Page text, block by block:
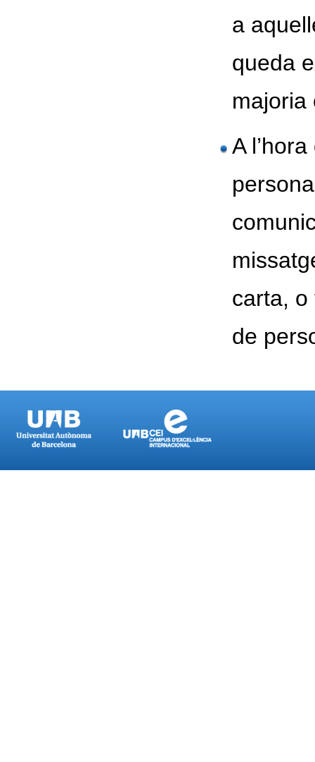
a
queda
majoria
A
carta, o
de